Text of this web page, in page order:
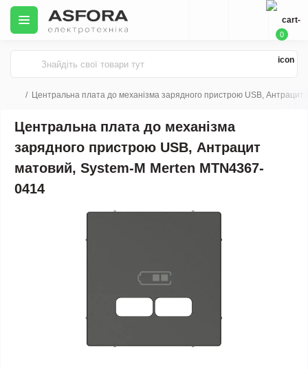
0
Центральна плата до механізма зарядного пристрою USB,
Центральна плата до механізма
зарядного пристрою USB, Антрацит
матовий, System-M Merten MTN4367-
0414